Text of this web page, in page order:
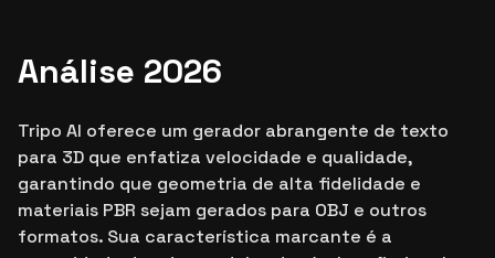
Análise 2026
Tripo AI oferece um gerador abrangente de texto
para 3D que enfatiza velocidade e qualidade,
garantindo que geometria de alta fidelidade e
materiais PBR sejam gerados para OBJ e outros
formatos. Sua característica marcante é a